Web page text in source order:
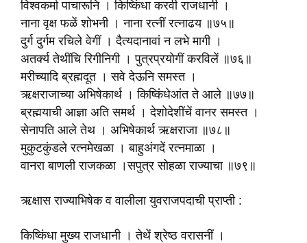
विश्वकर्मा पाचारूनि । किष्किंधा करवी राजधानी ।
नाना वृक्ष फळें शोभनी । नाना रत्‍नीं रत्‍नाढय ॥७५॥
दुर्ग दुर्गम रचिले वेगीं । दैत्यदानावां न लभे मागी ।
अतर्क्य तेथींचि रिगीनिगी । पुत्रप्रयोगीं करविलें ॥७६॥
मरीच्यादि ब्रह्मदूत । सवे देऊनि समस्त ।
ऋक्षराजाच्या अभिषेकार्थ । किष्किंधेआंत ते आले ॥७७॥
ब्रह्मयाची आज्ञा अति समर्थ । देशोदेशींचें वानर समस्त ।
सेनापति आले तेथ । अभिषेकार्थ ऋक्षराजा ॥७८॥
मुकुटकुंडले रत्‍नमेखळा । बाहुअंगदें रत्‍नमाळा ।
वानरा बाणली राजकळा ।सपुत्र सोहळा राज्याचा ॥७९॥
ऋक्षास राज्याभिषेक व वालीला युवराजपदाची प्राप्ती :
किष्किंधा मुख्य राजधानी । तेथें श्रेष्ठ वरासनीं ।